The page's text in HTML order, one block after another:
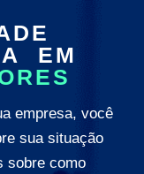
EM
empresa, você
sua situação
sobre como